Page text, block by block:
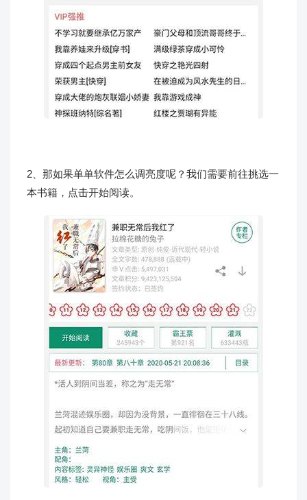
2、那如果单单软件怎么调亮度呢？我们需要前往挑选一
本书籍，点击开始阅读。